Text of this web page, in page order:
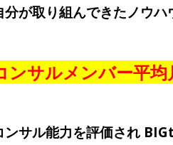
分が取り組んできたノウハ
ンサルメンバー平均
ンサル能力を評価され